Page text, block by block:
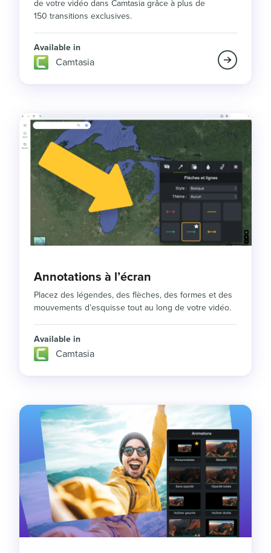
de votre vidéo dans Camtasia grâce à plus de
150 transitions exclusives.
Available in
Camtasia
Annotations à l’écran
Placez des légendes, des flèches, des formes et des
mouvements d’esquisse tout au long de votre vidéo.
Available in
Camtasia